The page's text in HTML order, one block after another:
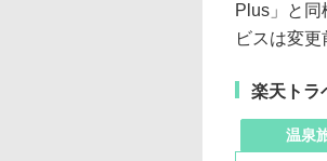
Plus」と
ビスは変更
楽天トラ
温泉